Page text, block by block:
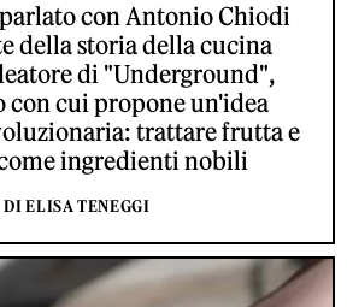
con Antonio Chiodi
della storia della cucina
di "Underground",
con cui propone un'idea
trattare frutta e
ingredienti nobili
DI ELISA TENEGGI